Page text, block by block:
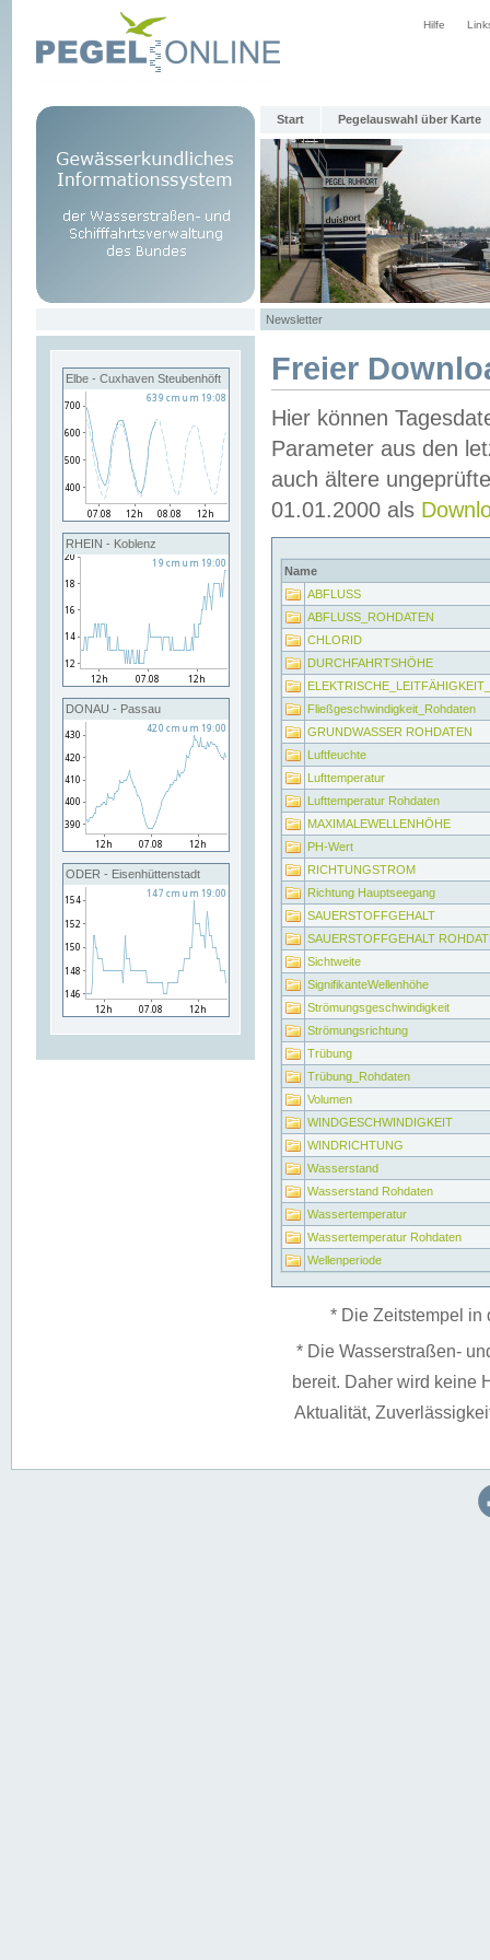
Hilfe
Start Pegelauswahl über Karte
Newsletter
Elbe - Cuxhaven Steubenhöft
RHEIN - Koblenz
DONAU - Passau
ODER - Eisenhüttenstadt
Freier
Hier können
Parameter aus den
auch ältere
01.01.2000 als
Name
ABFLUSS
ABFLUSS_ROHDATEN
CHLORID
DURCHFAHRTSHÖHE
Fließgeschwindigkeit_Rohdaten
GRUNDWASSER ROHDATEN
Luftfeuchte
Lufttemperatur
Lufttemperatur Rohdaten
MAXIMALEWELLENHÖHE
PH-Wert
RICHTUNGSTROM
Richtung Hauptseegang
SAUERSTOFFGEHALT
SAUERSTOFFGEHALT
Sichtweite
SignifikanteWellenhöhe
Strömungsgeschwindigkeit
Strömungsrichtung
Trübung
Trübung_Rohdaten
Volumen
WINDGESCHWINDIGKEIT
WINDRICHTUNG
Wasserstand
Wasserstand Rohdaten
Wassertemperatur
Wassertemperatur Rohdaten
Wellenperiode
* Die Zeitstempel in
* Die Wasserstraßen-
bereit. Daher wird keine
Aktualität,